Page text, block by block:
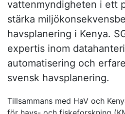
vattenmyndigheten i ett
stärka
havsplanering i Kenya.
expertis inom
automatisering och
svensk havsplanering.
Tillsammans med HaV och